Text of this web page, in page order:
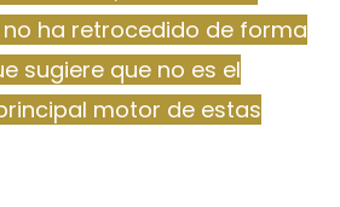
ha retrocedido de forma
sugiere que no es el
motor de estas